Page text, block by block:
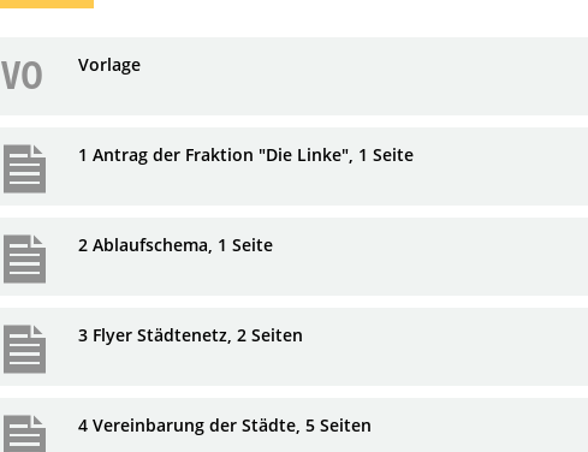
VO Vorlage
1 Antrag der Fraktion "Die Linke", 1 Seite
2 Ablaufschema, 1 Seite
3 Flyer Städtenetz, 2 Seiten
4 Vereinbarung der Städte, 5 Seiten